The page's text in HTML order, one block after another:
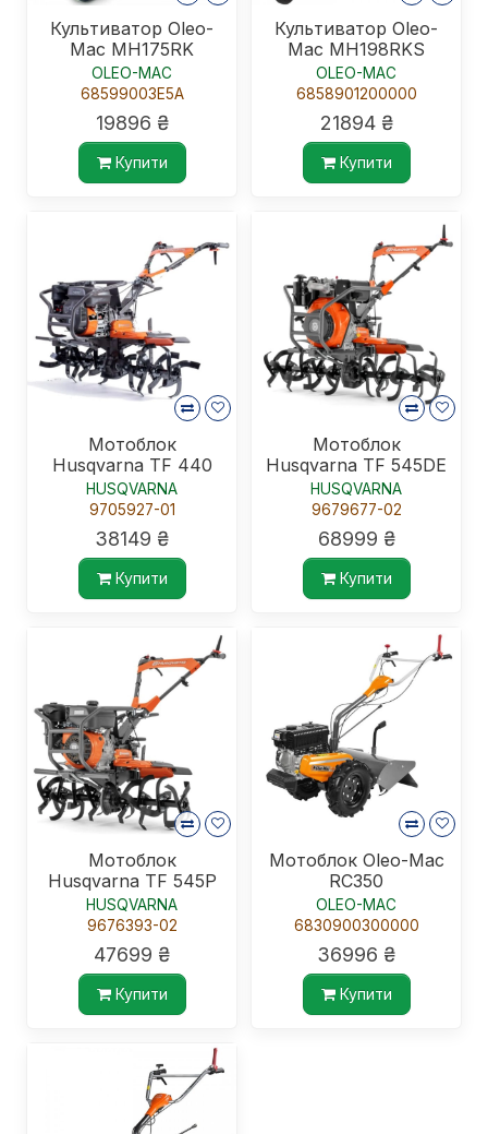
Культиватор Oleo-
Mac MH175RK
OLEO-MAC
68599003E5A
19896 ₴
Купити
Культиватор Oleo-
Mac MH198RKS
OLEO-MAC
6858901200000
21894 ₴
Купити
Мотоблок
Husqvarna TF 440
HUSQVARNA
9705927-01
38149 ₴
Купити
Мотоблок
Husqvarna TF 545DE
HUSQVARNA
9679677-02
68999 ₴
Купити
Мотоблок
Husqvarna TF 545P
HUSQVARNA
9676393-02
47699 ₴
Купити
Мотоблок Oleo-Mac
RC350
OLEO-MAC
6830900300000
36996 ₴
Купити